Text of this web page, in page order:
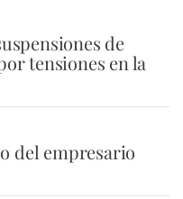
de
tensiones en la
del empresario